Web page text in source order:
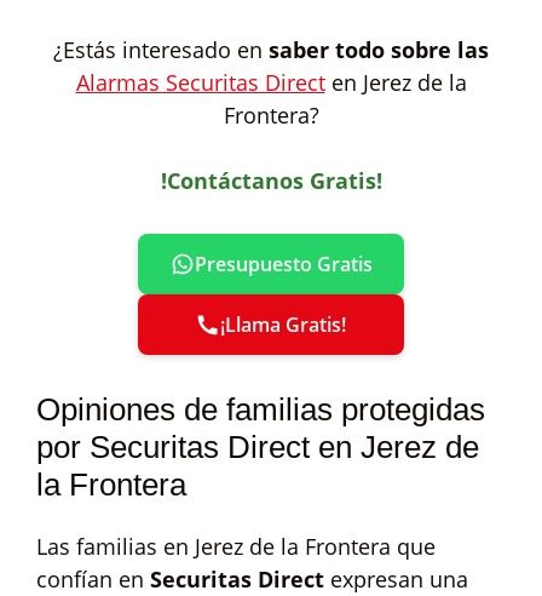
¿Estás interesado en saber todo sobre las
Alarmas Securitas Directen Jerez de la
Frontera?
!Contáctanos Gratis!
Presupuesto Gratis
¡Llama Gratis!
Opiniones de familias protegidas
por Securitas Direct en Jerez de
la Frontera
Las familias en Jerez de la Frontera que
confían en Securitas Direct expresan una